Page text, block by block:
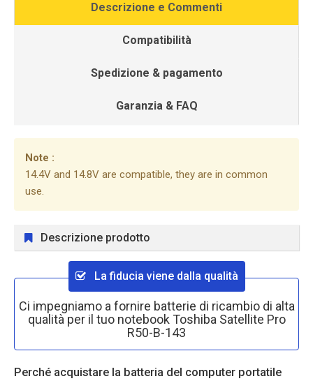
Descrizione e Commenti
Compatibilità
Spedizione & pagamento
Garanzia & FAQ
Note :
14.4V and 14.8V are compatible, they are in common
use.
Descrizione prodotto
La fiducia viene dalla qualità
Ci impegniamo a fornire batterie di ricambio di alta
qualità per il tuo notebook Toshiba Satellite Pro
R50-B-143
Perché acquistare la batteria del computer portatile